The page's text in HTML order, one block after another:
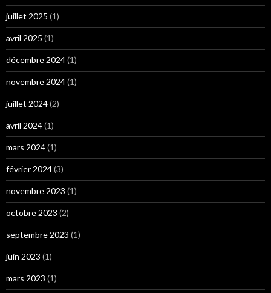
juillet 2025 (1)
avril 2025 (1)
décembre 2024(1)
novembre 2024(1)
juillet 2024(2)
avril 2024(1)
mars 2024(1)
février 2024(3)
novembre 2023 (1)
octobre 2023 (2)
septembre 2023 (1)
juin 2023 (1)
mars 2023 (1)